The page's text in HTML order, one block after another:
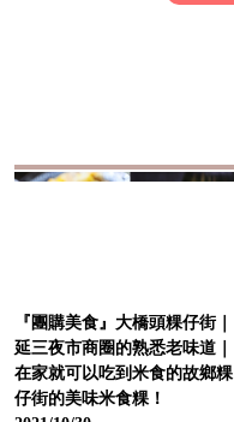
『團購美食』大橋頭粿仔街｜
延三夜市商圈的熟悉老味道｜
在家就可以吃到米食的故鄉粿
仔街的美味米食粿！